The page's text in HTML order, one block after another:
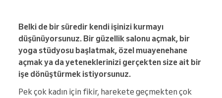
Belki de bir süredir kendi işinizi kurmayı
düşünüyorsunuz. Bir güzellik salonu açmak, bir
yoga stüdyosu başlatmak, özel muayenehane
açmak ya da yeteneklerinizi gerçekten size ait bir
işe dönüştürmek istiyorsunuz.
Pek çok kadın için fikir, harekete geçmekten çok